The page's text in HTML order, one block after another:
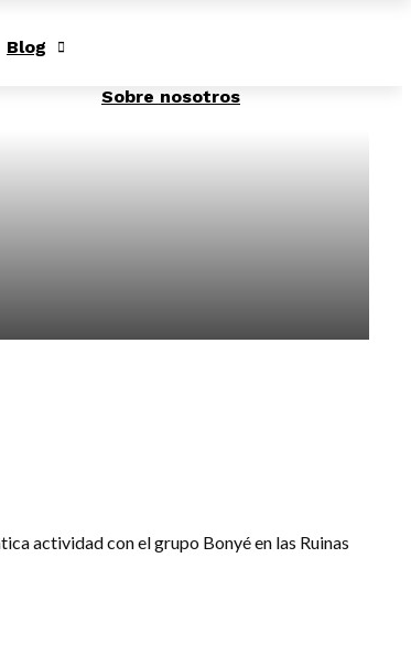
Blog
Sobre nosotros
actividad con el grupo Bonyé en las Ruinas